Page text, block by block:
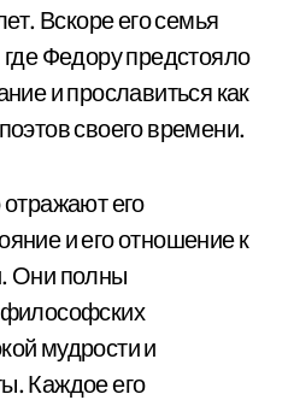
Вскоре его семья
Федору предстояло
и прославиться как
своего времени.
его
и его отношение к
Они полны
мудрости и
Каждое его